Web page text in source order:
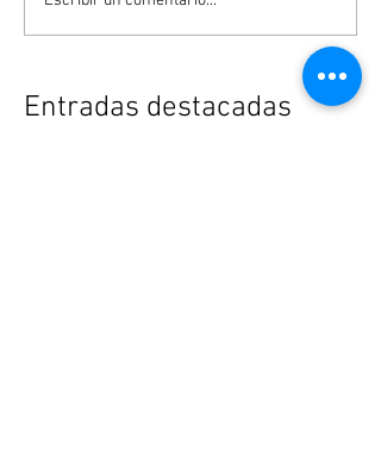
Entradas destacadas